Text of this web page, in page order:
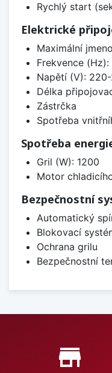
Rychlý start
Elektrické
Maximální
Frekvence (Hz):
Napětí (V):
Délka
Zástrčka
Spotřeba
Spotřeba
Gril (W): 1200
Motor
Bezpečnostní
Automatický
Blokovací
Ochrana grilu
Bezpečnostní
Proč nakupovat u
store_mall_directory